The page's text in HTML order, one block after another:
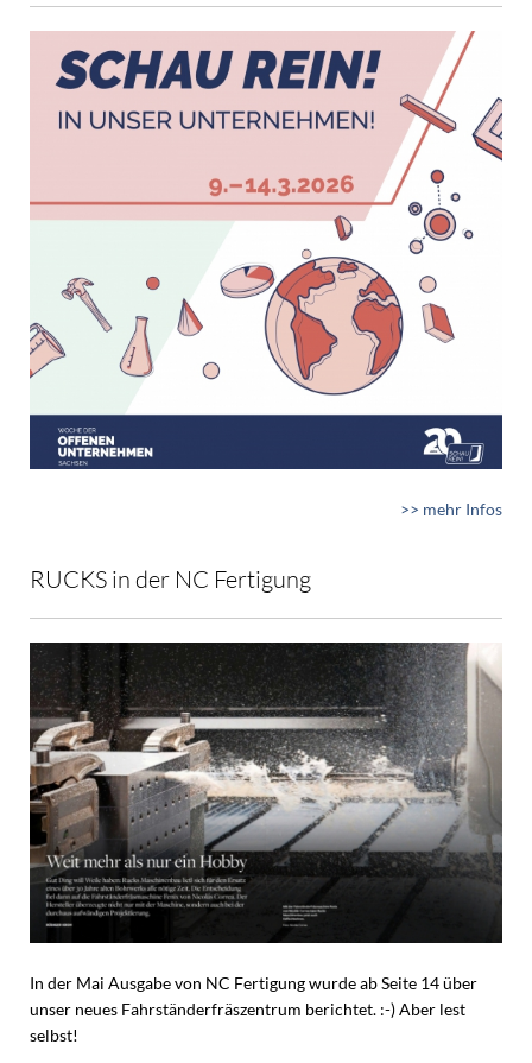
>> mehr Infos
RUCKS in der NC Fertigung
In der Mai Ausgabe von NC Fertigung wurde ab Seite 14 über
unser neues Fahrständerfräszentrum berichtet. :-) Aber lest
selbst!